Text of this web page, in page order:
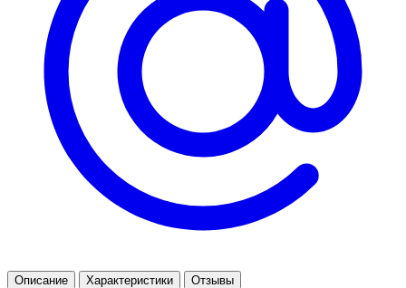
Описание Характеристики Отзывы